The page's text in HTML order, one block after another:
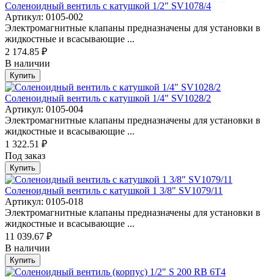
Соленоидный вентиль с катушкой 1/2" SV1078/4
Артикул: 0105-002
Электромагнитные клапаны предназначены для установки в
жидкостные и всасывающие ...
2 174.85 ₽
В наличии
Купить
Соленоидный вентиль с катушкой 1/4" SV1028/2
Артикул: 0105-004
Электромагнитные клапаны предназначены для установки в
жидкостные и всасывающие ...
1 322.51 ₽
Под заказ
Купить
Соленоидный вентиль с катушкой 1 3/8" SV1079/11
Артикул: 0105-018
Электромагнитные клапаны предназначены для установки в
жидкостные и всасывающие ...
11 039.67 ₽
В наличии
Купить